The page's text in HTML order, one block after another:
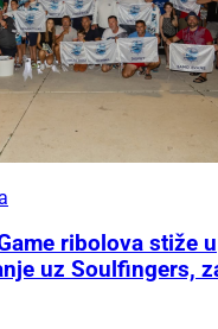
ribolova stiže u
uz Soulfingers,